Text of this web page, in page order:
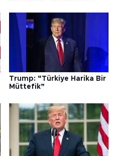
Trump: “Türkiye Harika Bir
Müttefik”